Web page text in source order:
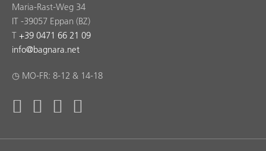
Maria-Rast-Weg 34
IT -39057 Eppan (BZ)
T +39 0471 66 21 09
info@bagnara.net
◷ MO-FR: 8-12 & 14-18